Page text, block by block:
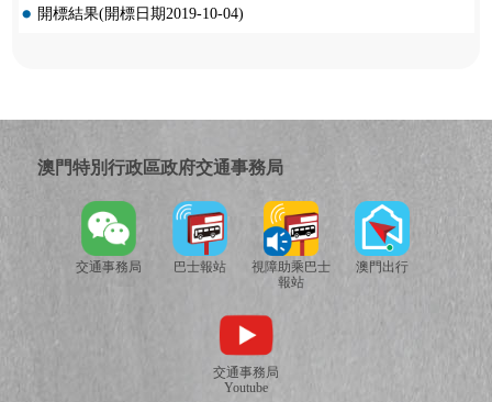
開標結果(開標日期2019-10-04)
澳門特別行政區政府交通事務局
交通事務局 巴士報站
視障助乘巴士
報站
澳門出行
交通事務局
Youtube